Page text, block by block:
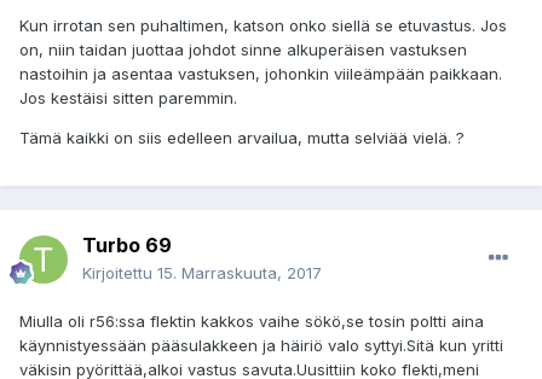
Kun irrotan sen puhaltimen, katson onko siellä se etuvastus. Jos
on, niin taidan juottaa johdot sinne alkuperäisen vastuksen
nastoihin ja asentaa vastuksen, johonkin viileämpään paikkaan.
Jos kestäisi sitten paremmin.
Tämä kaikki on siis edelleen arvailua, mutta selviää vielä. ?
Turbo 69
Kirjoitettu 15. Marraskuuta, 2017
Miulla oli r56:ssa flektin kakkos vaihe sökö,se tosin poltti aina
käynnistyessään pääsulakkeen ja häiriö valo syttyi.Sitä kun yritti
väkisin pyörittää,alkoi vastus savuta.Uusittiin koko flekti,meni